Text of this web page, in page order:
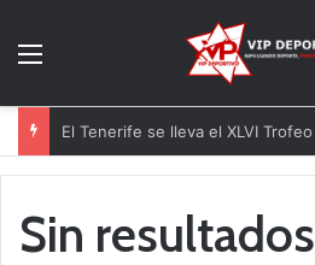
Sin resultados